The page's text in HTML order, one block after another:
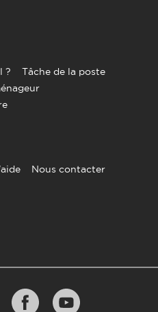
?
Tâche de la poste
Nous contacter